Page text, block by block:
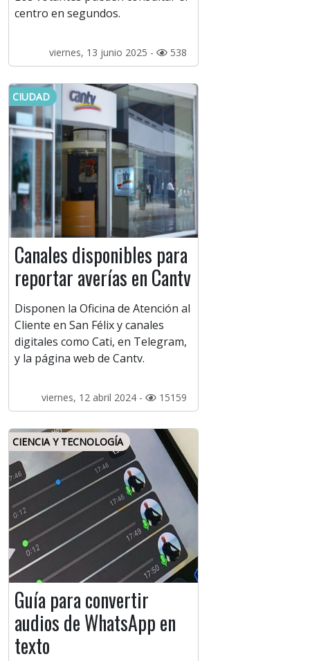
centro en segundos.
viernes, 13 junio 2025 - 538
CIUDAD
Canales disponibles para
reportar averías en Cantv
Disponen la Oficina de Atención al
Cliente en San Félix y canales
digitales como Cati, en Telegram,
y la página web de Cantv.
viernes, 12 abril 2024 - 15159
CIENCIA Y TECNOLOGÍA
Guía para convertir
audios de WhatsApp en
texto